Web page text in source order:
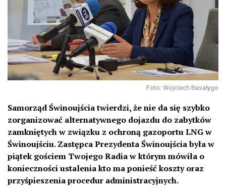
Foto: Wojciech Basałygo
Samorząd Świnoujścia twierdzi, że nie da się szybko
zorganizować alternatywnego dojazdu do zabytków
zamkniętych w związku z ochroną gazoportu LNG w
Świnoujściu. Zastępca Prezydenta Świnoujścia była w
piątek gościem Twojego Radia w którym mówiła o
konieczności ustalenia kto ma ponieść koszty oraz
przyśpieszenia procedur administracyjnych.